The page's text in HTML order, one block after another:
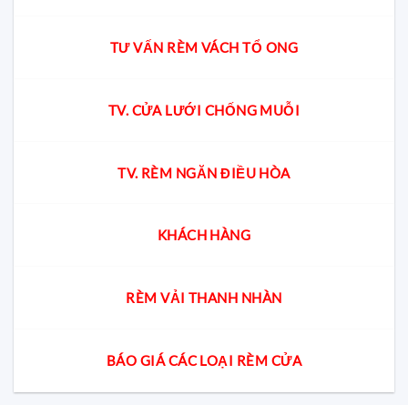
TƯ VẤN RÈM VÁCH TỔ ONG
TV. CỬA LƯỚI CHỐNG MUỖI
TV. RÈM NGĂN ĐIỀU HÒA
KHÁCH HÀNG
RÈM VẢI THANH NHÀN
BÁO GIÁ CÁC LOẠI RÈM CỬA